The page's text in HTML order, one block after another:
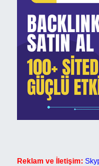
Reklam ve İletişim: